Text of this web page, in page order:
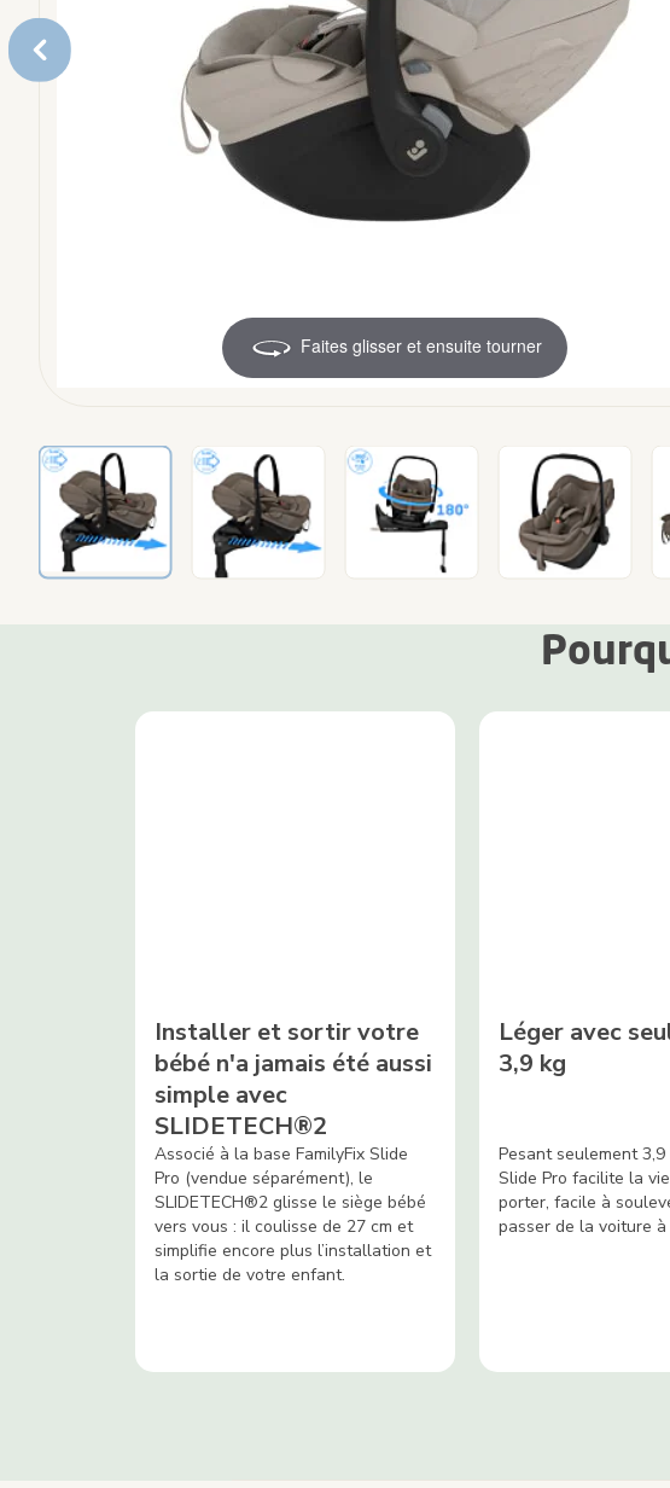
Faites glisser et ensuite tourner
Installer et sortir votre
bébé n'a jamais été aussi
simple avec
SLIDETECH®2
Associé à la base FamilyFix Slide
Pro (vendue séparément), le
SLIDETECH®2 glisse le siège bébé
vers vous : il coulisse de 27 cm et
simplifie encore plus l’installation et
la sortie de votre enfant.
Léger avec
3,9 kg
Pesant seulement
Slide Pro facilite la
porter, facile à
passer de la voiture